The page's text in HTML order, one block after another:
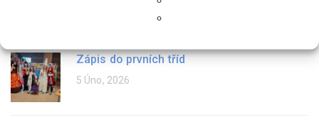
Zápis do prvních tříd
5 Úno, 2026